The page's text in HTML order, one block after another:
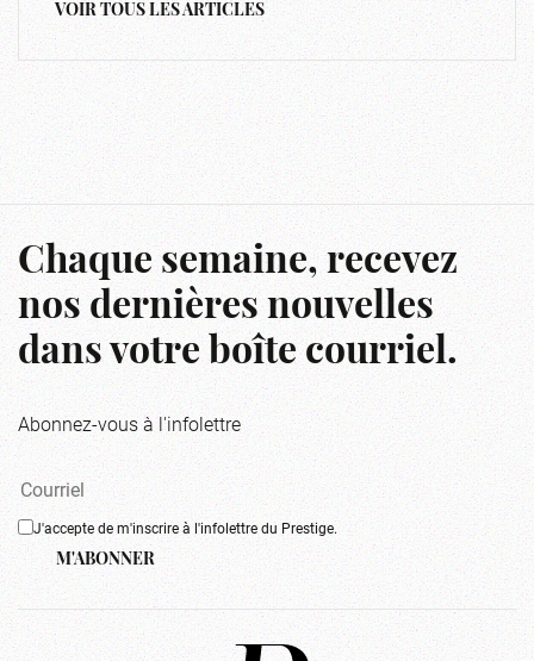
VOIR TOUS LES ARTICLES
Chaque semaine, recevez
nos dernières nouvelles
dans votre boîte courriel.
Abonnez-vous à l'infolettre
J'accepte de m'inscrire à l'infolettre du Prestige.
M'ABONNER